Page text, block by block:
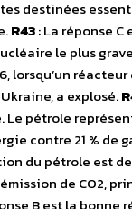
destinées
R43: La réponse C
le plus
lorsqu’un
a explosé.
Le pétrole
contre 21 % de
du pétrole est
de CO2,